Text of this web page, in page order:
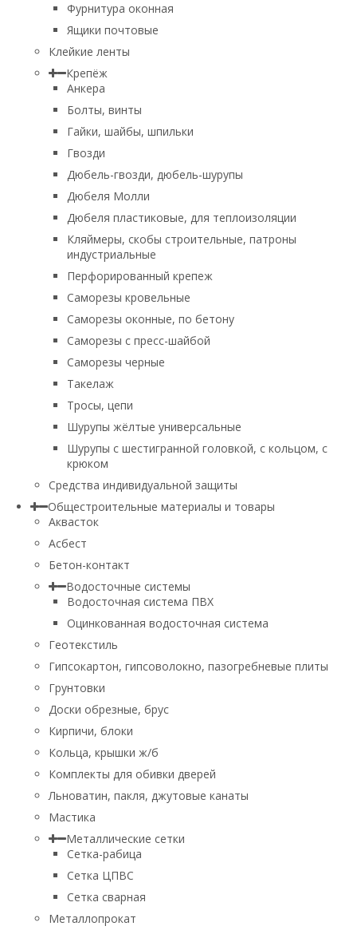
Фурнитура оконная
Ящики почтовые
Клейкие ленты
Крепёж
Анкера
Болты, винты
Гайки, шайбы, шпильки
Гвозди
Дюбель-гвозди, дюбель-шурупы
Дюбеля Молли
Дюбеля пластиковые, для теплоизоляции
Кляймеры, скобы строительные, патроны
индустриальные
Перфорированный крепеж
Саморезы кровельные
Саморезы оконные, по бетону
Саморезы с пресс-шайбой
Саморезы черные
Такелаж
Тросы, цепи
Шурупы жёлтые универсальные
Шурупы с шестигранной головкой, с кольцом, с
крюком
Средства индивидуальной защиты
Общестроительные материалы и товары
Аквасток
Асбест
Бетон-контакт
Водосточные системы
Водосточная система ПВХ
Оцинкованная водосточная система
Геотекстиль
Гипсокартон, гипсоволокно, пазогребневые плиты
Грунтовки
Доски обрезные, брус
Кирпичи, блоки
Кольца, крышки ж/б
Комплекты для обивки дверей
Льноватин, пакля, джутовые канаты
Мастика
Металлические сетки
Сетка-рабица
Сетка ЦПВС
Сетка сварная
Металлопрокат